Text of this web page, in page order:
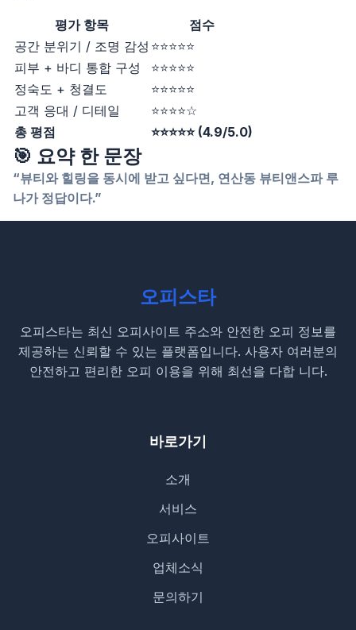
평가 항목
점수
공간 분위기 / 조명 감성 ⭐⭐⭐⭐⭐
피부 + 바디 통합 구성
⭐⭐⭐⭐⭐
정숙도 + 청결도
⭐⭐⭐⭐⭐
고객 응대 / 디테일
⭐⭐⭐⭐☆
총 평점
⭐⭐⭐⭐⭐ (4.9/5.0)
🎯 요약 한 문장
“뷰티와 힐링을 동시에 받고 싶다면, 연산동 뷰티앤스파 루
나가 정답이다.”
오피스타
오피스타는 최신 오피사이트 주소와 안전한 오피 정보를
제공하는 신뢰할 수 있는 플랫폼입니다. 사용자 여러분의
안전하고 편리한 오피 이용을 위해 최선을 다합 니다.
바로가기
소개
서비스
오피사이트
업체소식
문의하기